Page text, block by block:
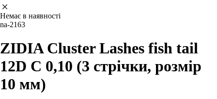
Немає в наявності
na-2163
ZIDIA Cluster Lashes fish tail
12D C 0,10 (3 стрічки, розмір
10 мм)